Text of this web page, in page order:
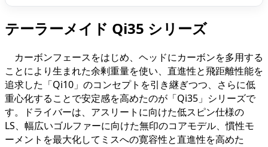
テーラーメイド Qi35 シリーズ
カーボンフェースをはじめ、ヘッドにカーボンを多用する
ことにより生まれた余剰重量を使い、直進性と飛距離性能を
追求した「Qi10」のコンセプトを引き継ぎつつ、さらに低
重心化することで安定感を高めたのが「Qi35」シリーズで
す。ドライバーは、アスリートに向けた低スピン仕様の
LS、幅広いゴルファーに向けた無印のコアモデル、慣性モ
ーメントを最大化してミスへの寛容性と直進性を高めた